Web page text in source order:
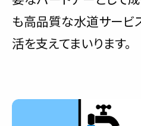
も高品質な水道サービ
活を支えてまいります。